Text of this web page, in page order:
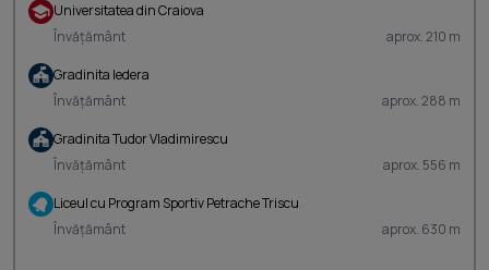
Universitatea din Craiova
Învățământ
aprox. 210 m
Gradinita Iedera
Învățământ
aprox. 288 m
Gradinita Tudor Vladimirescu
Învățământ
aprox. 556 m
Liceul cu Program Sportiv Petrache Triscu
Învățământ
aprox. 630 m